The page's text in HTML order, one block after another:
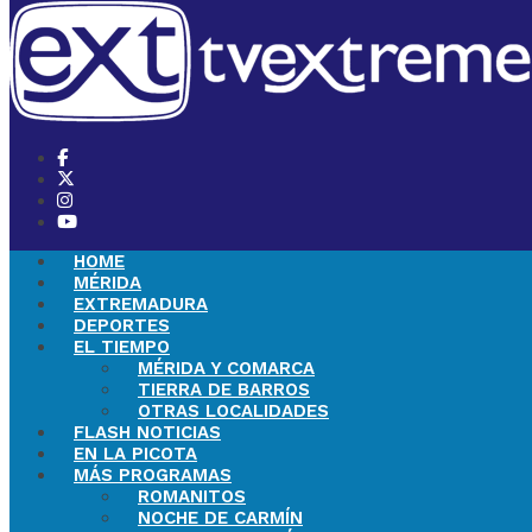
HOME
MÉRIDA
EXTREMADURA
DEPORTES
EL TIEMPO
MÉRIDA Y COMARCA
TIERRA DE BARROS
OTRAS LOCALIDADES
FLASH NOTICIAS
EN LA PICOTA
MÁS PROGRAMAS
ROMANITOS
NOCHE DE CARMÍN